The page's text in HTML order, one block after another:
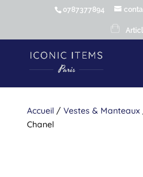
0787377894
Accueil/ Vestes & Manteaux
Chanel